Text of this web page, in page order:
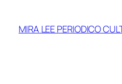
contenido
MIRA LEE PERIODICO